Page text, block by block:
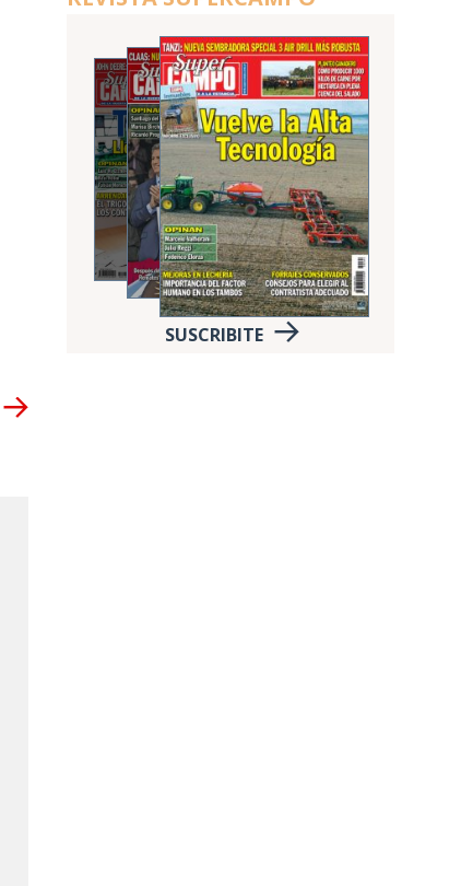
SUSCRIBITE